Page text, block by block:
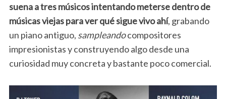
suena a tres músicos intentando meterse dentro de
músicas viejas para ver qué sigue vivo ahí, grabando
un piano antiguo, sampleandocompositores
impresionistas y construyendo algo desde una
curiosidad muy concreta y bastante poco comercial.